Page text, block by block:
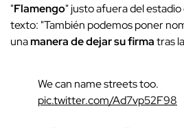
"Flamengo" justo afuera del
texto: "También podemos poner
unamanera de dejar su firmatras
We can name streets too.
pic.twitter.com/Ad7vp52F98